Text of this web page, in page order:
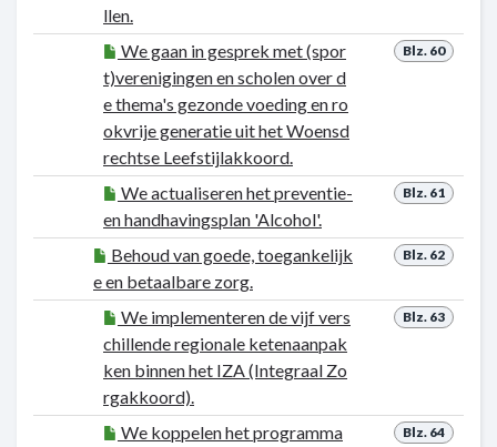
llen.
Blz. 60
We gaan in gesprek met (spor
t)verenigingen en scholen over d
e thema's gezonde voeding en ro
okvrije generatie uit het Woensd
rechtse Leefstijlakkoord.
Blz. 61
We actualiseren het preventie-
en handhavingsplan 'Alcohol'.
Blz. 62
Behoud van goede, toegankelijk
e en betaalbare zorg.
Blz. 63
We implementeren de vijf vers
chillende regionale ketenaanpak
ken binnen het IZA (Integraal Zo
rgakkoord).
Blz. 64
We koppelen het programma